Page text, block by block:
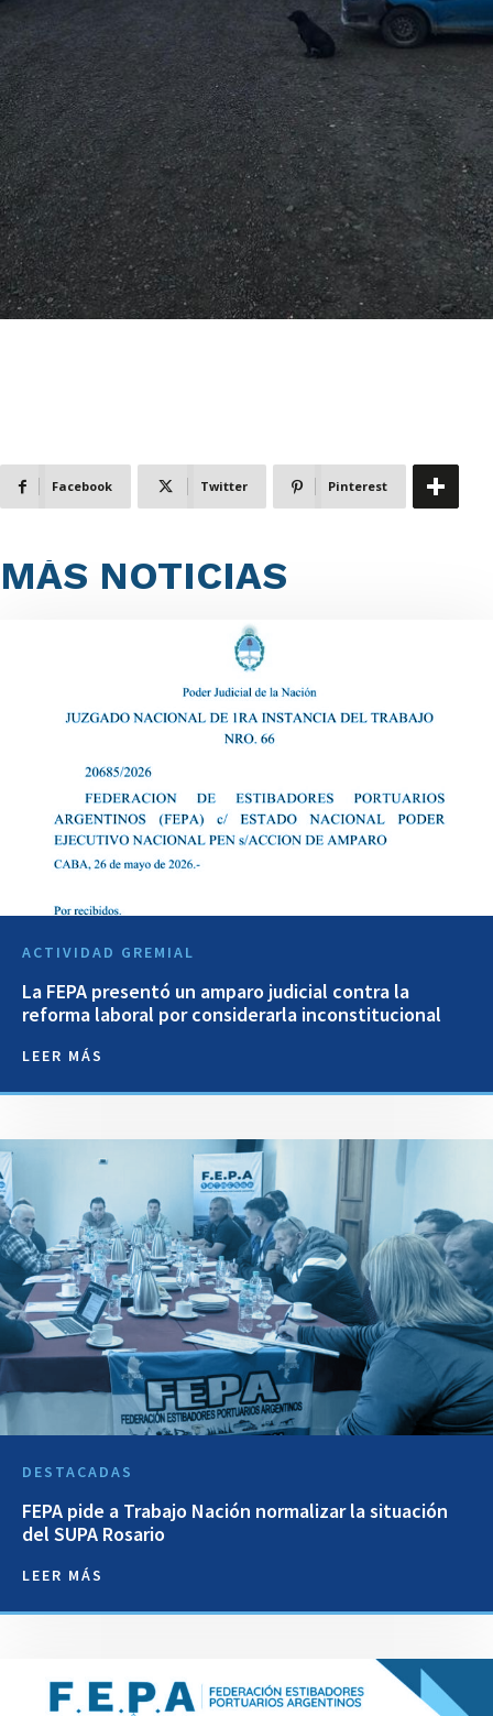
Facebook Twitter Pinterest
MÁS NOTICIAS
ACTIVIDAD GREMIAL
La FEPA presentó un amparo judicial contra la
reforma laboral por considerarla inconstitucional
LEER MÁS
DESTACADAS
FEPA pide a Trabajo Nación normalizar la situación
del SUPA Rosario
LEER MÁS